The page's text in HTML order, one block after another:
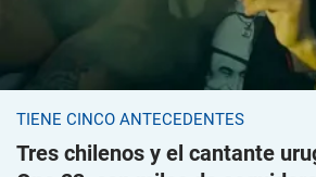
TIENE CINCO ANTECEDENTES
Tres chilenos y el cantante